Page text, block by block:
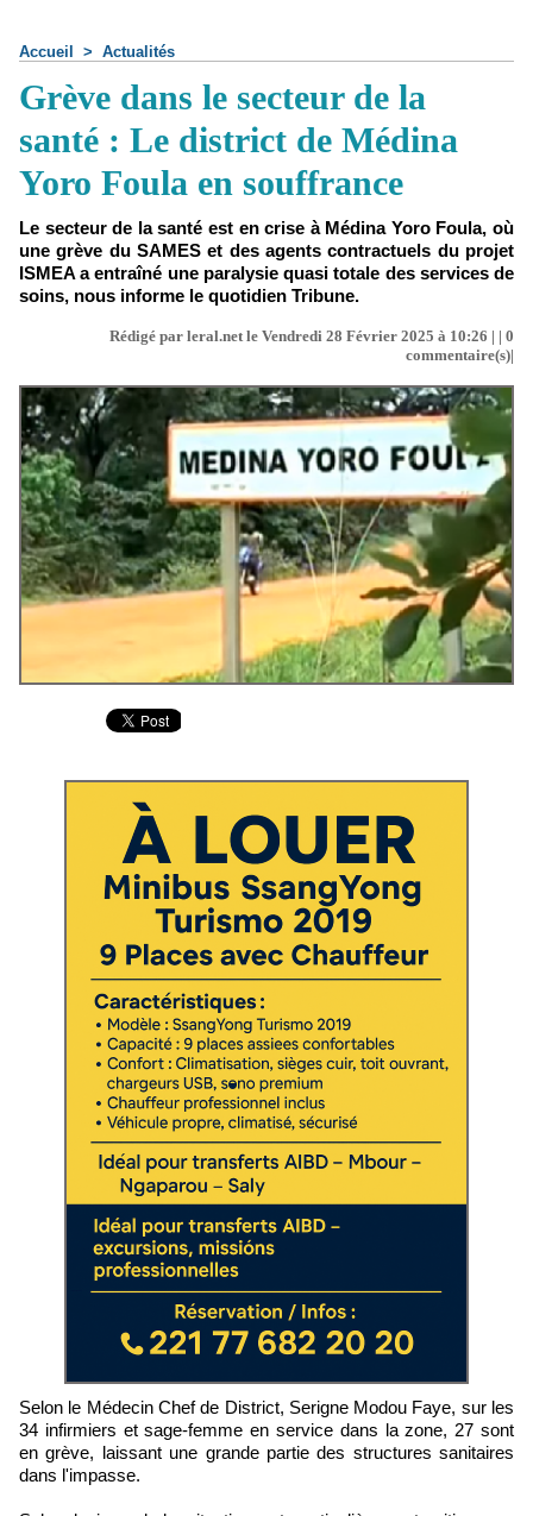
Accueil > Actualités
Grève dans le secteur de la
santé : Le district de Médina
Yoro Foula en souffrance
Le secteur de la santé est en crise à Médina Yoro Foula, où
une grève du SAMES et des agents contractuels du projet
ISMEA a entraîné une paralysie quasi totale des services de
soins, nous informe le quotidien Tribune.
Rédigé par leral.net le Vendredi 28 Février 2025 à 10:26 | | 0
commentaire(s)|
Selon le Médecin Chef de District, Serigne Modou Faye, sur les
34 infirmiers et sage-femme en service dans la zone, 27 sont
en grève, laissant une grande partie des structures sanitaires
dans l'impasse.